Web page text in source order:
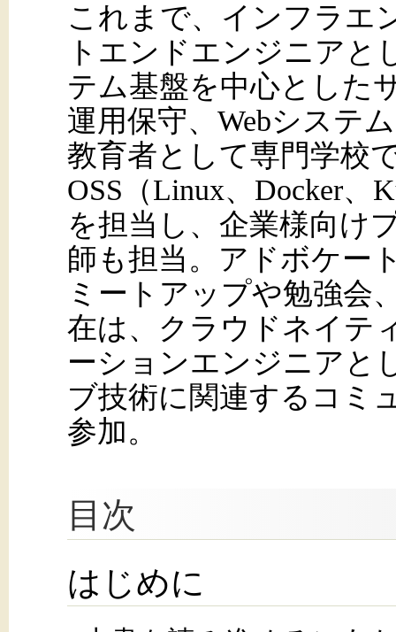
これまで、インフラエ
トエンドエンジニアと
テム基盤を中心とした
運用保守、Webシステ
教育者として専門学校
OSS（Linux、Docker、
を担当し、企業様向け
師も担当。アドボケー
ミートアップや勉強会
在は、クラウドネイテ
ーションエンジニアと
ブ技術に関連するコミ
参加。
目次
はじめに